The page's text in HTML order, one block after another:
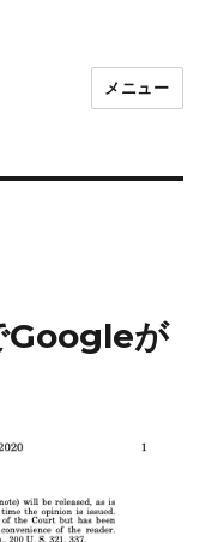
メニュー
Googleが